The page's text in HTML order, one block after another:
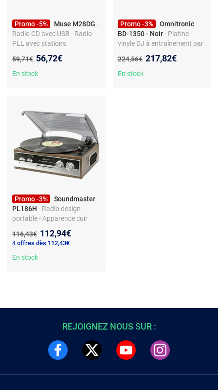
Promo -5% Muse M28DG -
Radio CD avec USB - Radio
PLL avec stations
Ancien prix :
59,71€ Nouveau prix :
56,72€
En stock
Promo -3%
Omnitronic
BD-1350 - Noir - Platine
vinyle DJ à entraînement par
sortie phono RCA
Ancien prix :
224,56€ Nouveau prix :
217,82€
En stock
Promo -3%
Soundmaster
PL186H - Radio design
portable - Apparence cuir
Blanc
Ancien prix :
116,43€ Nouveau prix :
112,94€
4 offres dès 112,43€
En stock
REJOIGNEZ NOUS SUR :